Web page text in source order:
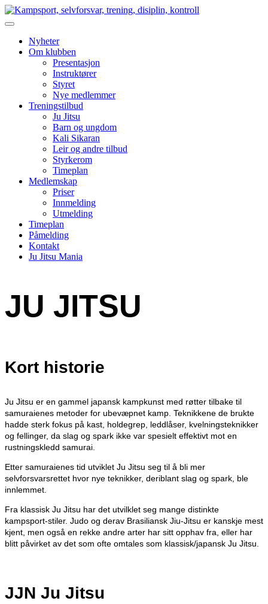
Nyheter
Om klubben
Presentasjon
Instruktører
Styret
Nye medlemmer
Treningstilbud
Ju Jitsu
Barn og ungdom
Kali Sikaran
Leir og andre tilbud
Styrkerom
Timeplan
Medlemskap
Priser
Innmelding
Utmelding
Timeplan
Påmelding
Kontakt
Ju Jitsu Mania
JU JITSU
Kort historie
Ju Jitsu er en gammel japansk kampkunst med røtter tilbake til
samuraienes metoder for ubevæpnet kamp. Teknikkene de brukte
hadde sterk fokus på kast, holdegrep, leddlåser, kvelningsteknikker
og fellinger, da slag og spark ikke var spesielt effektivt mot en
rustningskledd samurai.
Etter samuraienes tid utviklet Ju Jitsu seg til å bli mer
selvforsvarsrettet hvor nye teknikker, deriblant slag og spark, ble
innlemmet.
Fra klassisk Ju Jitsu har det utvilklet seg mange distinkte
kampsport-stiler. Judo og derav Brasiliansk Jiu-Jitsu er kanskje mest
kjent, men også en rekke andre arter har sitt opphav fra, eller har
blitt påvirket av det som ofte omtales som klassisk/japansk Ju Jitsu.
JJN Ju Jitsu